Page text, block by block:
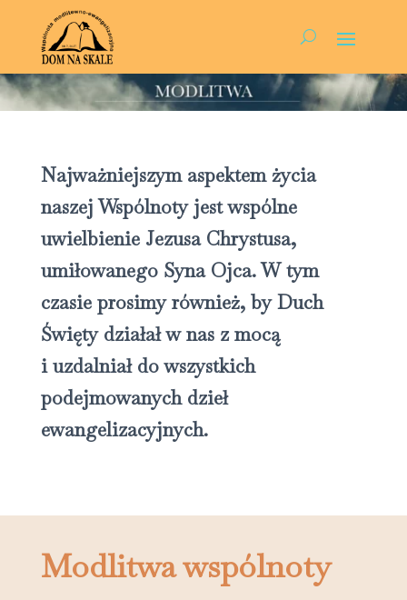
Najważniejszym aspektem życia
naszej Wspólnoty jest wspólne
uwielbienie Jezusa Chrystusa,
umiłowanego Syna Ojca. W tym
czasie prosimy również, by Duch
Święty działał w nas z mocą
i uzdalniał do wszystkich
podejmowanych dzieł
ewangelizacyjnych.
Modlitwa wspólnoty